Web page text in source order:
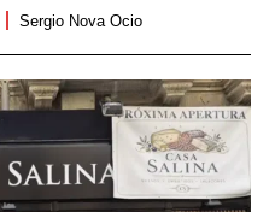
Sergio Nova Ocio